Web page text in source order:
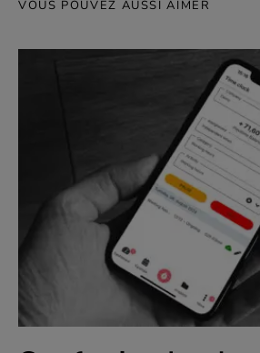
VOUS POUVEZ AUSSI AIMER